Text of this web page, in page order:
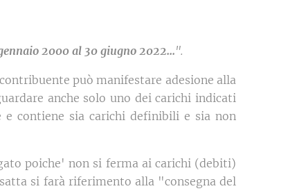
2000 al 30 giugno 2022...".
può manifestare adesione alla
anche solo uno dei carichi indicati
contiene sia carichi definibili e sia non
poiche' non si ferma ai carichi (debiti)
si farà riferimento alla "consegna del